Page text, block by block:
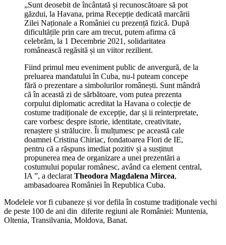
„Sunt deosebit de încântată și recunoscătoare să pot
găzdui, la Havana, prima Recepție dedicată marcării
Zilei Naționale a României cu prezență fizică. După
dificultățile prin care am trecut, putem afirma că
celebrăm, la 1 Decembrie 2021, solidaritatea
românească regăsită și un viitor rezilient.
Fiind primul meu eveniment public de anvergură, de la
preluarea mandatului în Cuba, nu-l puteam concepe
fără o prezentare a simbolurilor românești. Sunt mândră
că în această zi de sărbătoare, vom putea prezenta
corpului diplomatic acreditat la Havana o colecție de
costume tradiționale de excepție, dar și ii reinterpretate,
care vorbesc despre istorie, identitate, creativitate,
renaștere și strălucire. Îi mulțumesc pe această cale
doamnei Cristina Chiriac, fondatoarea Flori de IE,
pentru că a răspuns imediat pozitiv și a susținut
propunerea mea de organizare a unei prezentări a
costumului popular românesc, având ca element central,
IA ”, a declarat Theodora Magdalena Mircea,
ambasadoarea României în Republica Cuba.
Modelele vor fi cubaneze și vor defila în costume tradiționale vechi
de peste 100 de ani din diferite regiuni ale României: Muntenia,
Oltenia, Transilvania, Moldova, Banat.